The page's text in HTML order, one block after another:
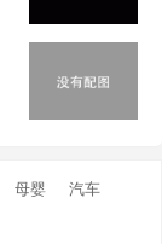
母婴
汽车